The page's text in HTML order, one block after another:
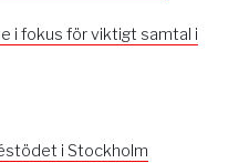
i fokus för viktigt samtal i
i Stockholm